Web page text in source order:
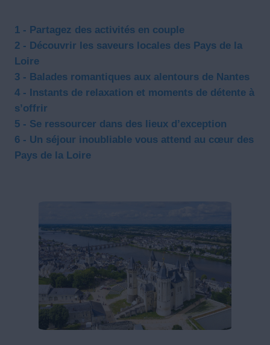
1 - Partagez des activités en couple
2 - Découvrir les saveurs locales des Pays de la
Loire
3 - Balades romantiques aux alentours de Nantes
4 - Instants de relaxation et moments de détente à
s’offrir
5 - Se ressourcer dans des lieux d’exception
6 - Un séjour inoubliable vous attend au cœur des
Pays de la Loire